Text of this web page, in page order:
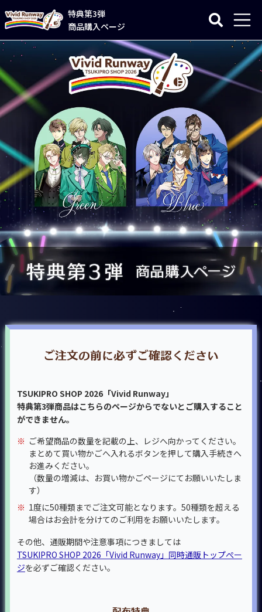
特典第3弾
商品購入ページ
ご注文の前に必ずご確認ください
TSUKIPRO SHOP 2026「Vivid Runway」
特典第3弾商品はこちらのページからでないとご購入すること
ができません。
※ ご希望商品の数量を記載の上、レジへ向かってください。
まとめて買い物かごへ入れるボタンを押して購入手続きへ
お進みください。
（数量の増減は、お買い物かごページにてお願いいたしま
す）
※ 1度に50種類までご注文可能となります。50種類を超える
場合はお会計を分けてのご利用をお願いいたします。
その他、通販期間や注意事項につきましては
TSUKIPRO SHOP 2026「Vivid Runway」同時通販トップぺー
ジを必ずご確認ください。